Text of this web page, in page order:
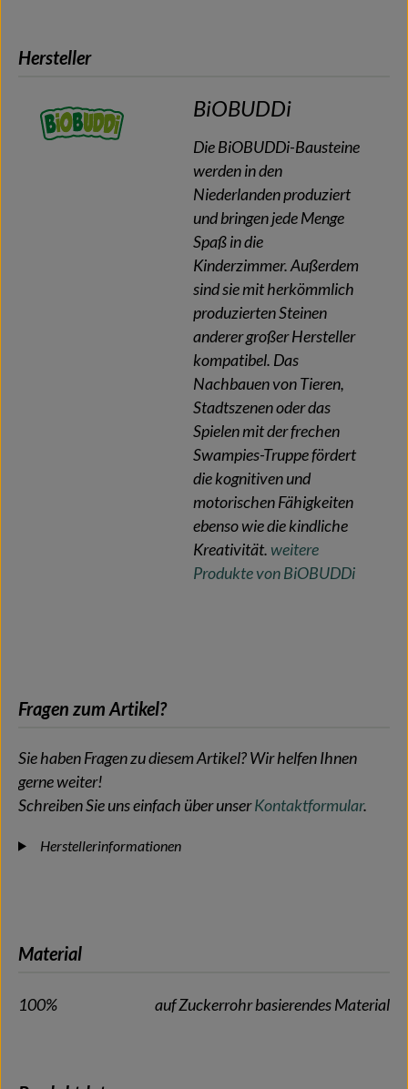
Hersteller
BiOBUDDi
Die BiOBUDDi-Bausteine
werden in den
Niederlanden produziert
und bringen jede Menge
Spaß in die
Kinderzimmer. Außerdem
sind sie mit herkömmlich
produzierten Steinen
anderer großer Hersteller
kompatibel. Das
Nachbauen von Tieren,
Stadtszenen oder das
Spielen mit der frechen
Swampies-Truppe fördert
die kognitiven und
motorischen Fähigkeiten
ebenso wie die kindliche
Kreativität. weitere
Produkte von BiOBUDDi
Fragen zum Artikel?
Sie haben Fragen zu diesem Artikel? Wir helfen Ihnen
gerne weiter!
Schreiben Sie uns einfach über unserKontaktformular.
Herstellerinformationen
Material
100% auf Zuckerrohr basierendes Material